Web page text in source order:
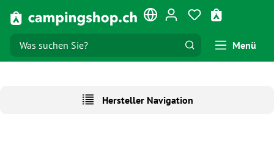
Zum Hauptinhalt springen Du hast 0
Menü
Hersteller Navigation